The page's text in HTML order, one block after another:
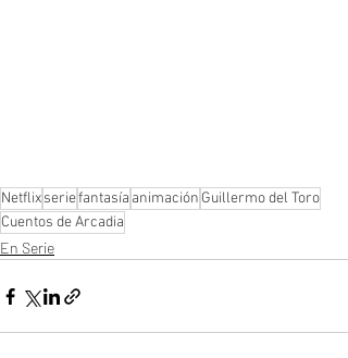
Netflixseriefantasía animación Guillermo del Toro
Cuentos de Arcadia
En Serie